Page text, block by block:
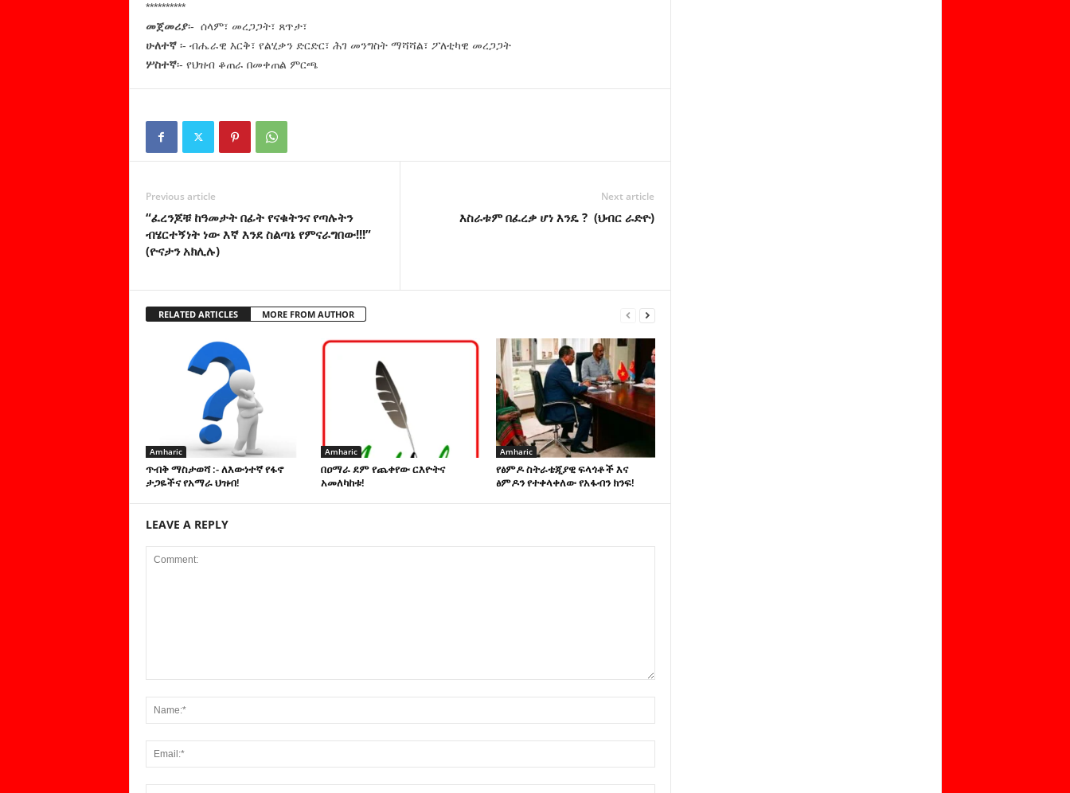
**********
መጀመሪያ፡- ሰላም፣ መረጋጋት፣ ጸጥታ፣
ሁለተኛ፡- ብሔራዊ እርቅ፣ የልሂቃን ድርድር፣ ሕገ መንግስት ማሻሻል፣ ፖለቲካዊ መረጋጋት
ሦስተኛ፡- የህዝብ ቆጠራ በመቀጠል ምርጫ
Previous article
“ፈረንጆቹ ከዓመታት በፊት የናቁትንና የጣሉትን
ብሄርተኝነት ነው እኛ እንደ ስልጣኔ የምናራግበው!!!”
(ዮናታን አክሊሉ)
Next article
እስራቱም በፈረቃ ሆነ እንዴ ? (ህብር ራድዮ)
RELATED ARTICLES MORE FROM AUTHOR
Amharic
ጥብቅ ማስታወሻ :- ለእውነተኛ የፋኖ
ታጋዬችና የአማራ ህዝብ!
Amharic
በዐማራ ደም የጨቀየው ርእዮትና
አመለካከቱ!
Amharic
የፅምዶ ስትራቴጂያዊ ፍላጎቶች እና
ፅምዶን የተቀላቀለው የአፋብን ክንፍ!
LEAVE A REPLY